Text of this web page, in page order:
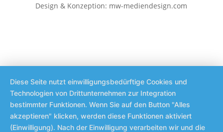
Design & Konzeption: mw-mediendesign.com
Diese Seite nutzt einwilligungsbedürftige Cookies und
Technologien von Drittunternehmen zur Integration
bestimmter Funktionen. Wenn Sie auf den Button "Alles
akzeptieren" klicken, werden diese Funktionen aktiviert
(Einwilligung). Nach der Einwilligung verarbeiten wir und die